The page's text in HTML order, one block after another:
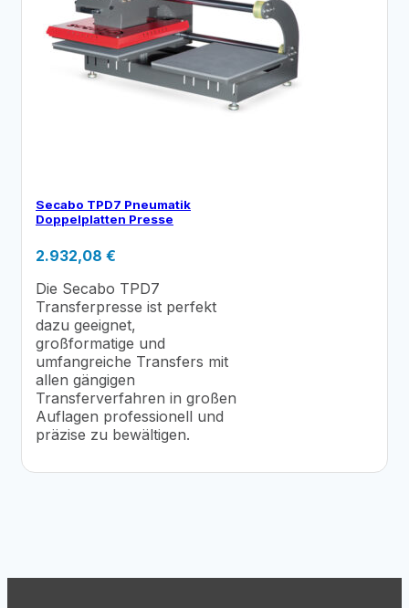
Secabo TPD7 Pneumatik
Doppelplatten Presse
2.932,08 €
Die Secabo TPD7
Transferpresse ist perfekt
dazu geeignet,
großformatige und
umfangreiche Transfers mit
allen gängigen
Transferverfahren in großen
Auflagen professionell und
präzise zu bewältigen.